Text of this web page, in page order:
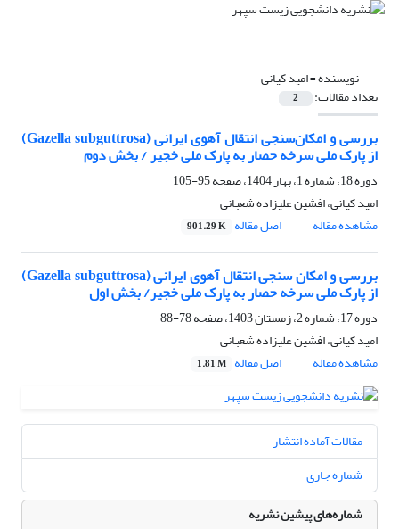
نویسنده =امید کیانی
تعداد مقالات: 2
بررسی و امکان‌سنجی انتقال آهوی ایرانی (Gazella subguttrosa)
از پارک ملی سرخه‌ حصار به پارک ملی خجیر / بخش دوم
دوره 18، شماره 1، بهار 1404، صفحه
95-105
امید کیانی، افشین علیزاده شعبانی
مشاهده مقاله
اصل مقاله 901.29 K
بررسی و امکان سنجی انتقال آهوی ایرانی (Gazella subguttrosa)
از پارک ملی سرخه‌ حصار به پارک ملی خجیر/ بخش اول
دوره 17، شماره 2، زمستان 1403، صفحه
78-88
امید کیانی، افشین علیزاده شعبانی
مشاهده مقاله
اصل مقاله 1.81 M
مقالات آماده انتشار
شماره جاری
شماره‌های پیشین نشریه